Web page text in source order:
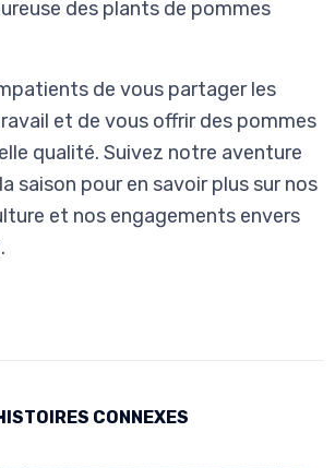
des plants de pommes
de vous partager les
et de vous offrir des pommes
qualité. Suivez notre aventure
saison pour en savoir plus sur nos
et nos engagements envers
CONNEXES